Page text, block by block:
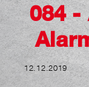
084
12.12.2019